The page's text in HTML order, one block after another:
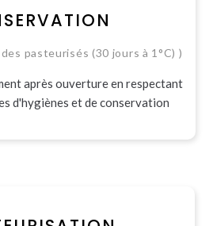
pasteurisés (30 jours à 1°C) )
après ouverture en respectant
d'hygiènes et de conservation